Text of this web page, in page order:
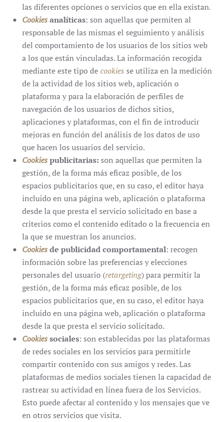
las diferentes opciones o servicios que en ella existan.
Cookiesanalíticas: son aquellas que permiten al
responsable de las mismas el seguimiento y análisis
del comportamiento de los usuarios de los sitios web
a los que están vinculadas. La información recogida
mediante este tipo decookies se utiliza en la medición
de la actividad de los sitios web, aplicación o
plataforma y para la elaboración de perfiles de
navegación de los usuarios de dichos sitios,
aplicaciones y plataformas, con el fin de introducir
mejoras en función del análisis de los datos de uso
que hacen los usuarios del servicio.
Cookiespublicitarias: son aquellas que permiten la
gestión, de la forma más eficaz posible, de los
espacios publicitarios que, en su caso, el editor haya
incluido en una página web, aplicación o plataforma
desde la que presta el servicio solicitado en base a
criterios como el contenido editado o la frecuencia en
la que se muestran los anuncios.
Cookiesde publicidad comportamental: recogen
información sobre las preferencias y elecciones
personales del usuario (retargeting) para permitir la
gestión, de la forma más eficaz posible, de los
espacios publicitarios que, en su caso, el editor haya
incluido en una página web, aplicación o plataforma
desde la que presta el servicio solicitado.
Cookiessociales: son establecidas por las plataformas
de redes sociales en los servicios para permitirle
compartir contenido con sus amigos y redes. Las
plataformas de medios sociales tienen la capacidad de
rastrear su actividad en línea fuera de los Servicios.
Esto puede afectar al contenido y los mensajes que ve
en otros servicios que visita.